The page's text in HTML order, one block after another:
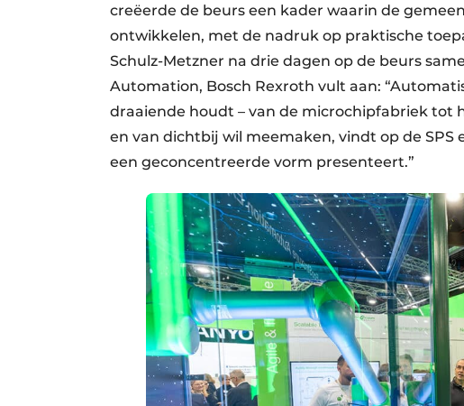
creëerde de beurs een kader waarin de
ontwikkelen, met de nadruk op praktische
Schulz-Metzner na drie dagen op de beurs
Automation, Bosch Rexroth vult aan:
draaiende houdt – van de microchipfabriek tot
en van dichtbij wil meemaken, vindt op de
een geconcentreerde vorm presenteert.”